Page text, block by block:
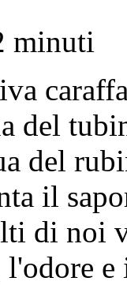
minuti
del
del
il
di noi
l'odore